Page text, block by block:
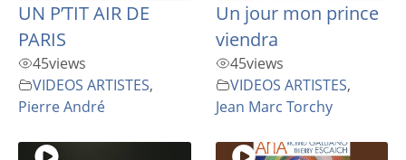
UN P’TIT AIR DE
PARIS
45views
VIDEOS ARTISTES,
Pierre André
Un jour mon prince
viendra
45views
VIDEOS ARTISTES,
Jean Marc Torchy